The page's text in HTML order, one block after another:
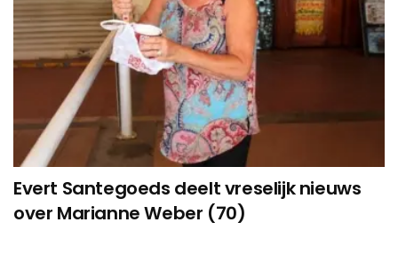
Evert Santegoeds deelt vreselijk nieuws
over Marianne Weber (70)